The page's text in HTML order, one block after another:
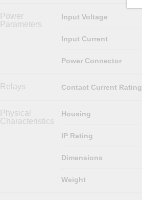
Power
Parameters
Input Voltage
Input Current
Power Connector
Relays Contact Current Rating
Physical
Characteristics
Housing
IP Rating
Dimensions
Weight